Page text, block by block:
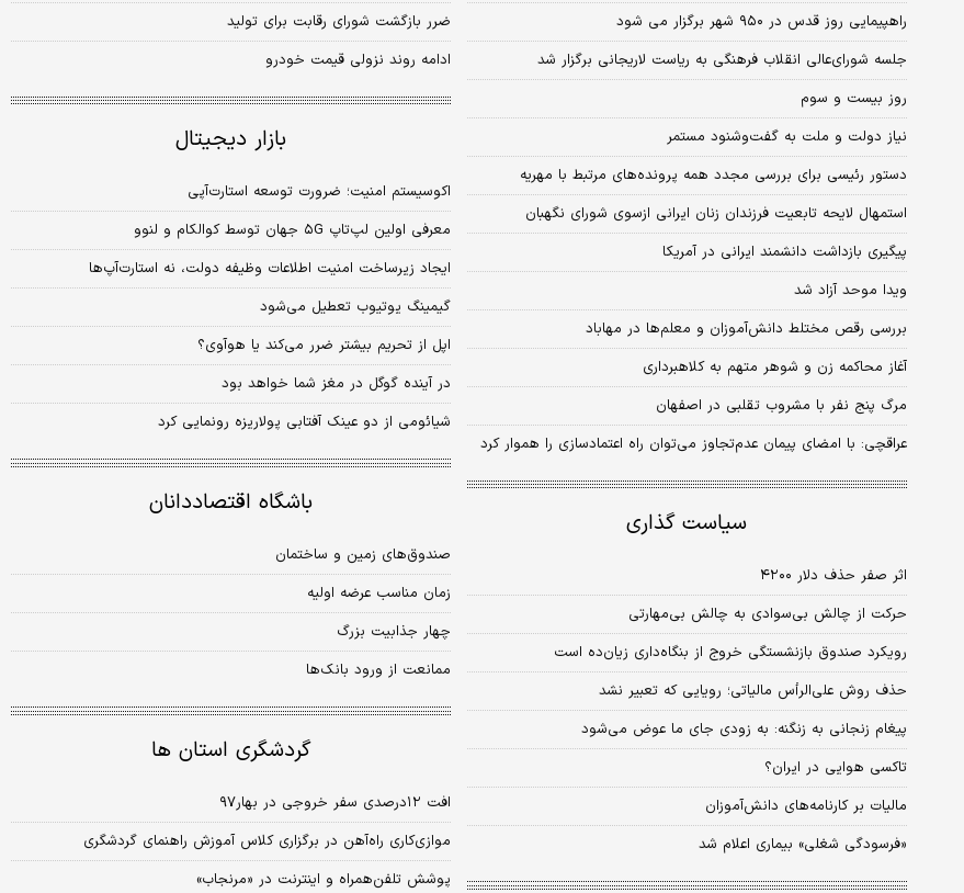
راهپیمایی روز قدس در ۹۵۰ شهر برگزار می شود
جلسه شورای‌عالی انقلاب فرهنگی به ریاست لاریجانی برگزار شد
روز بیست و سوم
نیاز دولت و ملت به گفت‌وشنود مستمر
دستور رئیسی برای بررسی مجدد همه پرونده‌های مرتبط با مهریه
استمهال لایحه تابعیت فرزندان زنان ایرانی ازسوی شورای نگهبان
پیگیری بازداشت دانشمند ایرانی در آمریکا
ویدا موحد آزاد شد
بررسی رقص مختلط دانش‌آموزان و معلم‌ها در مهاباد
آغاز محاکمه زن و شوهر متهم به کلاهبرداری
مرگ پنج نفر با مشروب تقلبی در اصفهان
عراقچی: با امضای پیمان عدم‌تجاوز می‌توان راه اعتمادسازی را هموار کرد
سیاست گذاری
اثر صفر حذف دلار ۴۲۰۰
حرکت از چالش بی‌سوادی به چالش بی‌مهارتی
رویکرد صندوق بازنشستگی خروج از بنگاه‌داری زیان‌ده است
حذف روش علی‌الرأس مالیاتی؛ رویایی که تعبیر نشد
پیغام زنجانی به زنگنه: به زودی جای ما عوض می‌شود
تاکسی هوایی در ایران؟
مالیات بر کارنامه‌های دانش‌آموزان
«فرسودگی شغلی» بیماری اعلام شد
ضرر بازگشت شورای رقابت برای تولید
ادامه روند نزولی قیمت خودرو
بازار دیجیتال
اکوسیستم امنیت؛ ضرورت توسعه استارت‌آپی
معرفی اولین لپ‌تاپ ۵G جهان توسط کوالکام و لنوو
ایجاد زیرساخت امنیت اطلاعات وظیفه دولت، نه استارت‌آپ‌ها
گیمینگ یوتیوب تعطیل می‌شود
اپل از تحریم بیشتر ضرر می‌کند یا هوآوی؟
در آینده گوگل در مغز شما خواهد بود
شیائومی از دو عینک آفتابی پولاریزه رونمایی کرد
باشگاه اقتصاددانان
صندوق‌های زمین و ساختمان
زمان مناسب عرضه اولیه
چهار جذابیت بزرگ
ممانعت از ورود بانک‌ها
گردشگری استان ها
افت ۱۲درصدی سفر خروجی در بهار۹۷
موازی‌کاری راه‌آهن در برگزاری کلاس آموزش راهنمای گردشگری
پوشش تلفن‌همراه و اینترنت در «مرنجاب»